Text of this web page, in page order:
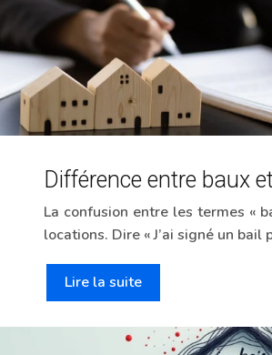
Différence entre baux
La confusion entre les termes «
locations. Dire « J’ai signé un
Lire la suite